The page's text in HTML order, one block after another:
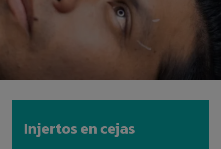
Injertos en cejas